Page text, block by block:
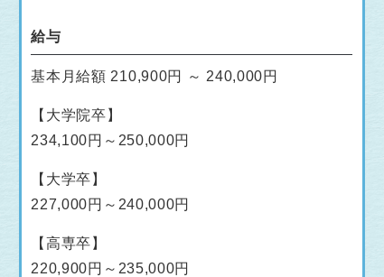
給与
基本月給額 210,900円 ～ 240,000円
【大学院卒】
234,100円～250,000円
【大学卒】
227,000円～240,000円
【高専卒】
220,900円～235,000円